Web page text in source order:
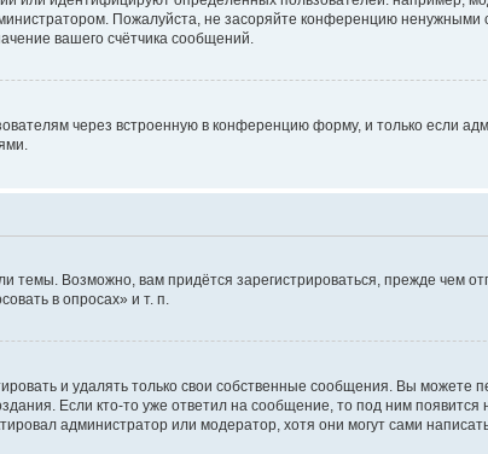
Пожалуйста, не засоряйте конференцию ненужными
вашего счётчика сообщений.
через встроенную в конференцию форму, и только если
Возможно, вам придётся зарегистрироваться, прежде чем
в опросах» и т. п.
и удалять только свои собственные сообщения. Вы можете
Если кто-то уже ответил на сообщение, то под ним
администратор или модератор, хотя они могут сами